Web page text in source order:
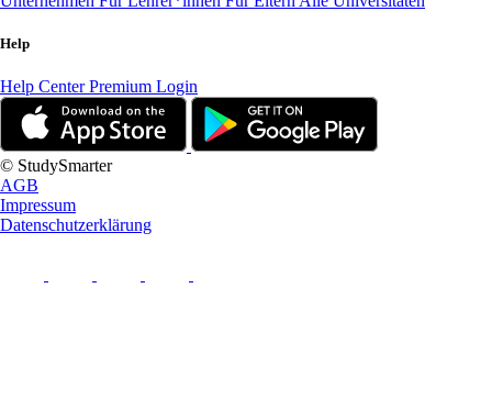
Help
Help CenterPremium Login
© StudySmarter
AGB
Impressum
Datenschutzerklärung